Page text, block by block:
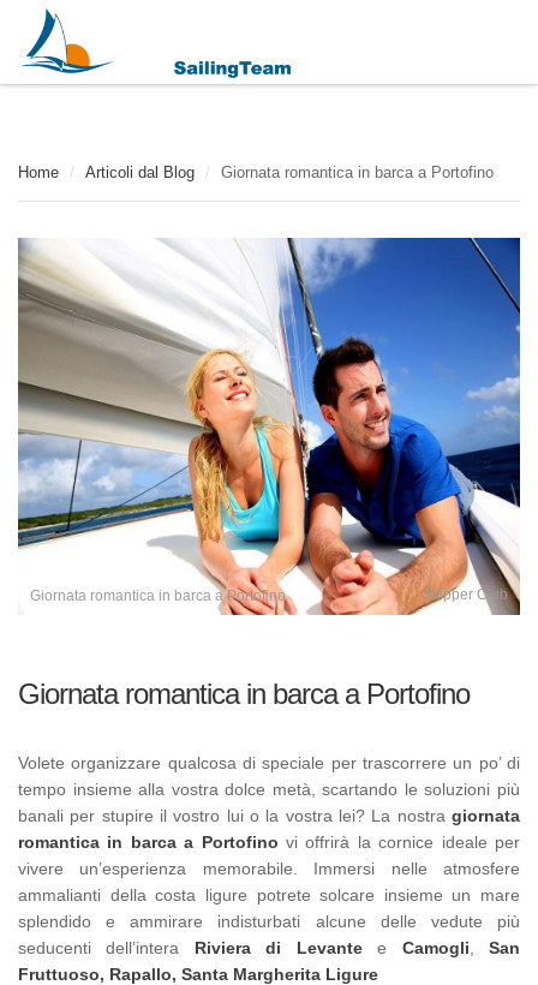
Home / Articoli dal Blog / Giornata romantica in barca a Portofino
Giornata romantica in barca a Portofino Skipper Club
Giornata romantica in barca a Portofino
Volete organizzare qualcosa di speciale per trascorrere un po’ di
tempo insieme alla vostra dolce metà, scartando le soluzioni più
banali per stupire il vostro lui o la vostra lei? La nostra giornata
romantica in barca a Portofino vi offrirà la cornice ideale per
vivere un’esperienza memorabile. Immersi nelle atmosfere
ammalianti della costa ligure potrete solcare insieme un mare
splendido e ammirare indisturbati alcune delle vedute più
seducenti dell’intera Riviera di Levantee Camogli ,San
Fruttuoso, Rapallo, Santa Margherita Ligure